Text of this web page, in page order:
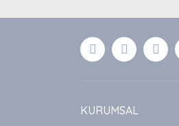
Ürün
Bu ürüne
KURUMSAL